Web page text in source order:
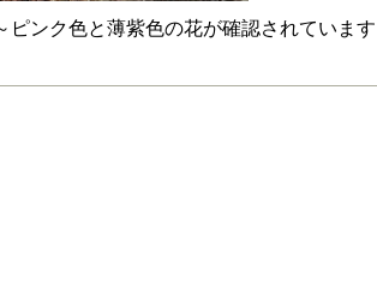
ピンク色と薄紫色の花が確認されていま